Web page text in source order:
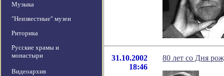
Музыка
"Неизвестные" музеи
Риторика
Русские храмы и
монастыри
Видеоархив
31.10.2002
18:46
80 лет со Дня